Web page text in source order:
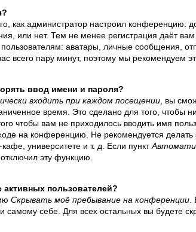
как администратор настроил конференцию:
или нет. Тем не менее регистрация даёт
аватары, личные сообщения,
всего пару минут, поэтому мы рекомендуем
ввод имени и пароля?
входить при каждом посещении , вы
время. Это сделано для того, чтобы
чтобы вам не приходилось вводить имя
на конференцию. Не рекомендуется
университете и т. д. Если пункт
отключил эту функцию.
активных пользователей?
Скрывать моё пребывание на конференции
себе. Для всех остальных вы будете